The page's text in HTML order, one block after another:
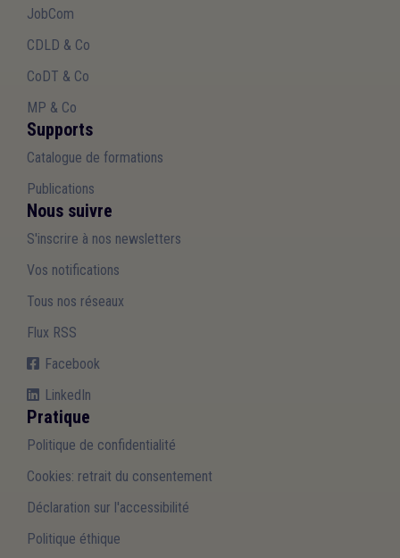
JobCom
CDLD & Co
CoDT & Co
MP & Co
Supports
Catalogue de formations
Publications
Nous suivre
S'inscrire à nos newsletters
Vos notifications
Tous nos réseaux
Flux RSS
Facebook
LinkedIn
Pratique
Politique de confidentialité
Cookies: retrait du consentement
Déclaration sur l'accessibilité
Politique éthique